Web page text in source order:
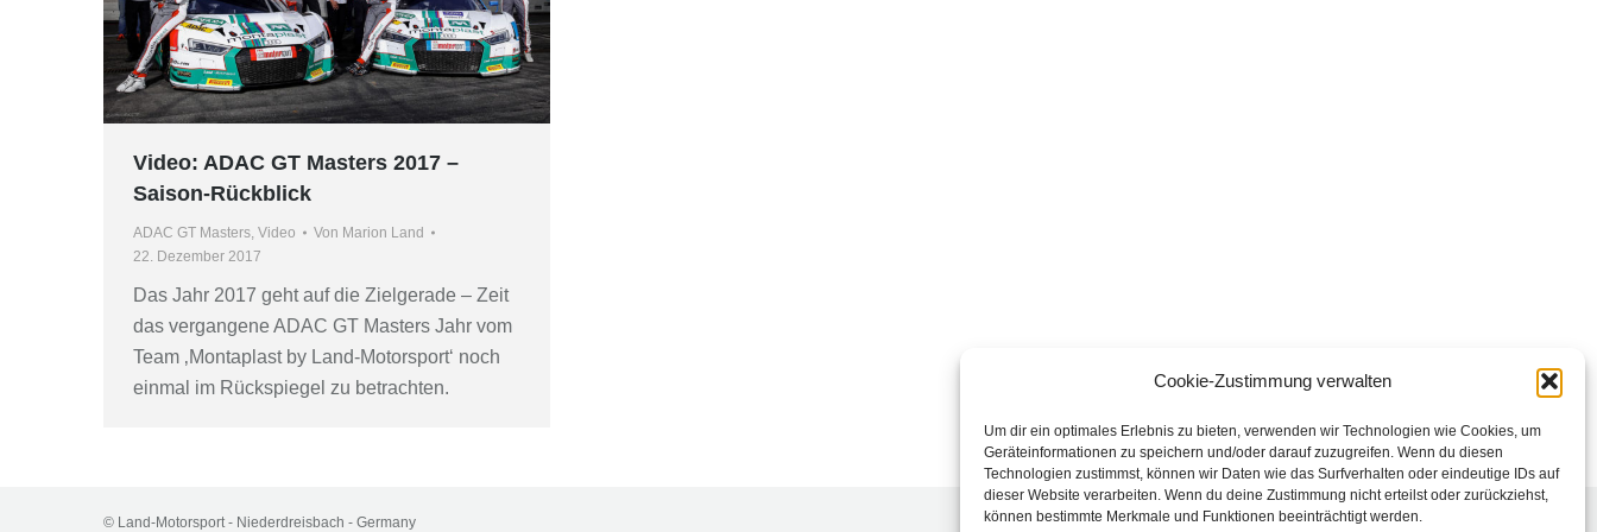
Cookie-Zustimmung verwalten
Um dir ein optimales Erlebnis zu bieten, verwenden wir Technologien wie Cookies, um
Geräteinformationen zu speichern und/oder darauf zuzugreifen. Wenn du diesen
Technologien zustimmst, können wir Daten wie das Surfverhalten oder eindeutige IDs auf
dieser Website verarbeiten. Wenn du deine Zustimmung nicht erteilst oder zurückziehst,
können bestimmte Merkmale und Funktionen beeinträchtigt werden.
Video: ADAC GT Masters 2017 –
Saison-Rückblick
ADAC GT Masters Video Von Marion Land
22. Dezember 2017
Das Jahr 2017 geht auf die Zielgerade – Zeit
das vergangene ADAC GT Masters Jahr vom
Team ‚Montaplast by Land-Motorsport‘ noch
einmal im Rückspiegel zu betrachten.
© Land-Motorsport - Niederdreisbach - Germany